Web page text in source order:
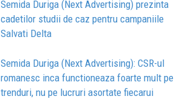
Semida Duriga (Next Advertising) prezinta
cadetilor studii de caz pentru campaniile
Salvati Delta
Semida Duriga (Next Advertising): CSR-ul
romanesc inca functioneaza foarte mult pe
trenduri, nu pe lucruri asortate fiecarui